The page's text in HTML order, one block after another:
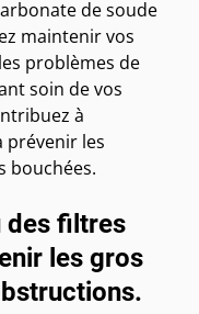
de soude
maintenir vos
problèmes de
soin de vos
à
prévenir les
bouchées.
des filtres
les gros